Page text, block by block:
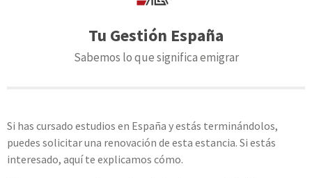
Tu Gestión España
Sabemos lo que significa emigrar
Si has cursado estudios en España y estás terminándolos,
puedes solicitar una renovación de esta estancia. Si estás
interesado, aquí te explicamos cómo.